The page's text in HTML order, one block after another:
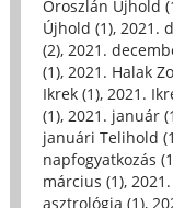
Oroszlán Újhold
Újhold (1), 2021.
(2), 2021.
(1), 2021. Halak
Ikrek (1), 2021.
(1), 2021. január
januári Telihold
napfogyatkozás
március (1),
asztrológia (1),